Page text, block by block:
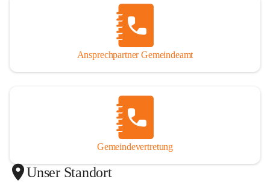
Ansprechpartner Gemeindeamt
Gemeindevertretung
Unser Standort